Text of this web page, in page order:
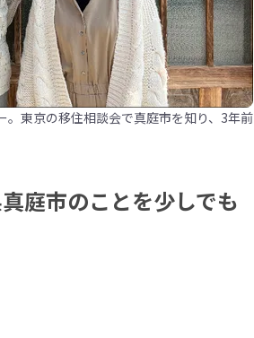
。東京の移住相談会で真庭市を知り、3年前
庭市のことを少しでも